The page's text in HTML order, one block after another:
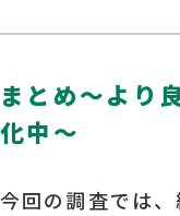
まとめ～より
化中～
今回の調査では